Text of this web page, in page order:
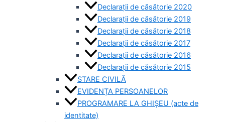
Declarații de căsătorie 2020
Declarații de căsătorie 2019
Declarații de căsătorie 2018
Declarații de căsătorie 2017
Declarații de căsătorie 2016
Declarații de căsătorie 2015
STARE CIVILĂ
EVIDENȚA PERSOANELOR
PROGRAMARE LA GHIȘEU (acte de
identitate)